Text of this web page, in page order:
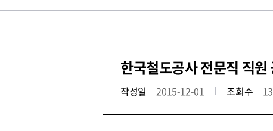
한국철도공사 전문직 직
작성일 2015-12-01 조회수